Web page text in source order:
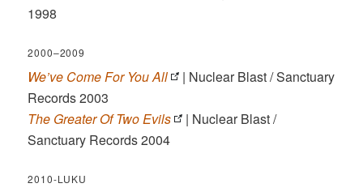
1998
2000–2009
We’ve Come For You All
| Nuclear Blast / Sanctuary
Records 2003
The Greater Of Two Evils
| Nuclear Blast /
Sanctuary Records 2004
2010-LUKU